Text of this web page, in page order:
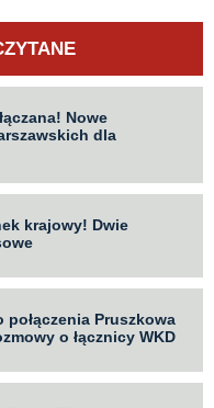
Nowe
dla
krajowy! Dwie
Pruszkowa
o łącznicy WKD